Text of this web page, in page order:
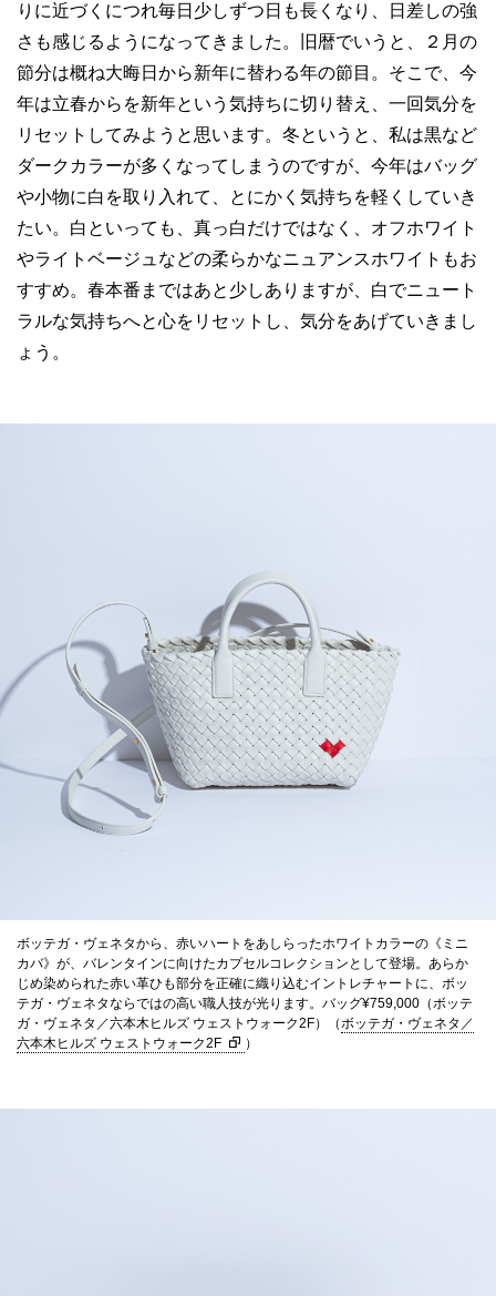
りに近づくにつれ毎日少しずつ日も長くなり、日差しの強
さも感じるようになってきました。旧暦でいうと、２月の
節分は概ね大晦日から新年に替わる年の節目。そこで、今
年は立春からを新年という気持ちに切り替え、一回気分を
リセットしてみようと思います。冬というと、私は黒など
ダークカラーが多くなってしまうのですが、今年はバッグ
や小物に白を取り入れて、とにかく気持ちを軽くしていき
たい。白といっても、真っ白だけではなく、オフホワイト
やライトベージュなどの柔らかなニュアンスホワイトもお
すすめ。春本番まではあと少しありますが、白でニュート
ラルな気持ちへと心をリセットし、気分をあげていきまし
ょう。
ボッテガ・ヴェネタから、赤いハートをあしらったホワイトカラーの《ミニ
カバ》が、バレンタインに向けたカプセルコレクションとして登場。あらか
じめ染められた赤い革ひも部分を正確に織り込むイントレチャートに、ボッ
テガ・ヴェネタならではの高い職人技が光ります。バッグ¥759,000（ボッテ
ガ・ヴェネタ／六本木ヒルズ ウェストウォーク2F）（ボッテガ・ヴェネタ／
六本木ヒルズ ウェストウォーク2F
）